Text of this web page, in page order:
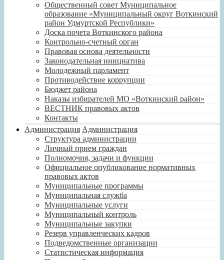
Общественный совет Муниципальное
образование «Муниципальный округ Воткинский
район Удмуртской Республики»
Доска почета Воткинского района
Контрольно-счетный орган
Правовая основа деятельности
Законодательная инициатива
Молодежный парламент
Противодействие коррупции
Бюджет района
Наказы избирателей МО «Воткинский район»
ВЕСТНИК правовых актов
Контакты
Администрация Администрация
Структура администрации
Личный прием граждан
Полномочия, задачи и функции
Официальное опубликование нормативных
правовых актов
Муниципальные программы
Муниципальная служба
Муниципальные услуги
Муниципальный контроль
Муниципальные закупки
Резерв управленческих кадров
Подведомственные организации
Статистическая информация